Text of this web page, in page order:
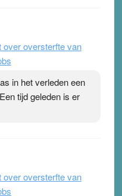
over oversterfte van
in het verleden een
tijd geleden is er
over oversterfte van